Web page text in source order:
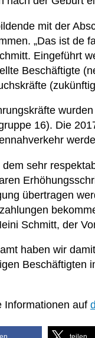
mit der
„Das ist de
Eingeführt
Beschäftigte
16). Die
dem sehr
übertragen
Schmitt, der
haben wir
Beschäftigten
Informationen auf